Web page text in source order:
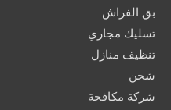
بق الفراش
تسليك مجاري
تنظيف منازل
شحن
شركة مكافحة